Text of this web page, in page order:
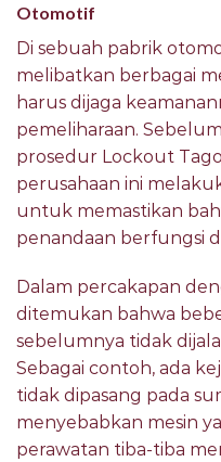
Otomotif
Di sebuah pabrik
melibatkan berbagai
harus dijaga
pemeliharaan.
prosedur Lockout
perusahaan ini
untuk memastikan
penandaan berfungsi
Dalam percakapan
ditemukan bahwa
sebelumnya tidak
Sebagai contoh, ada
tidak dipasang pada
menyebabkan mesin
perawatan tiba-tiba